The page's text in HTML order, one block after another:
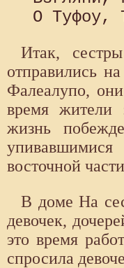
Итак,
отправились
Фалеалупо,
время жители
жизнь
восточной
В доме На
девочек,
это время
спросила